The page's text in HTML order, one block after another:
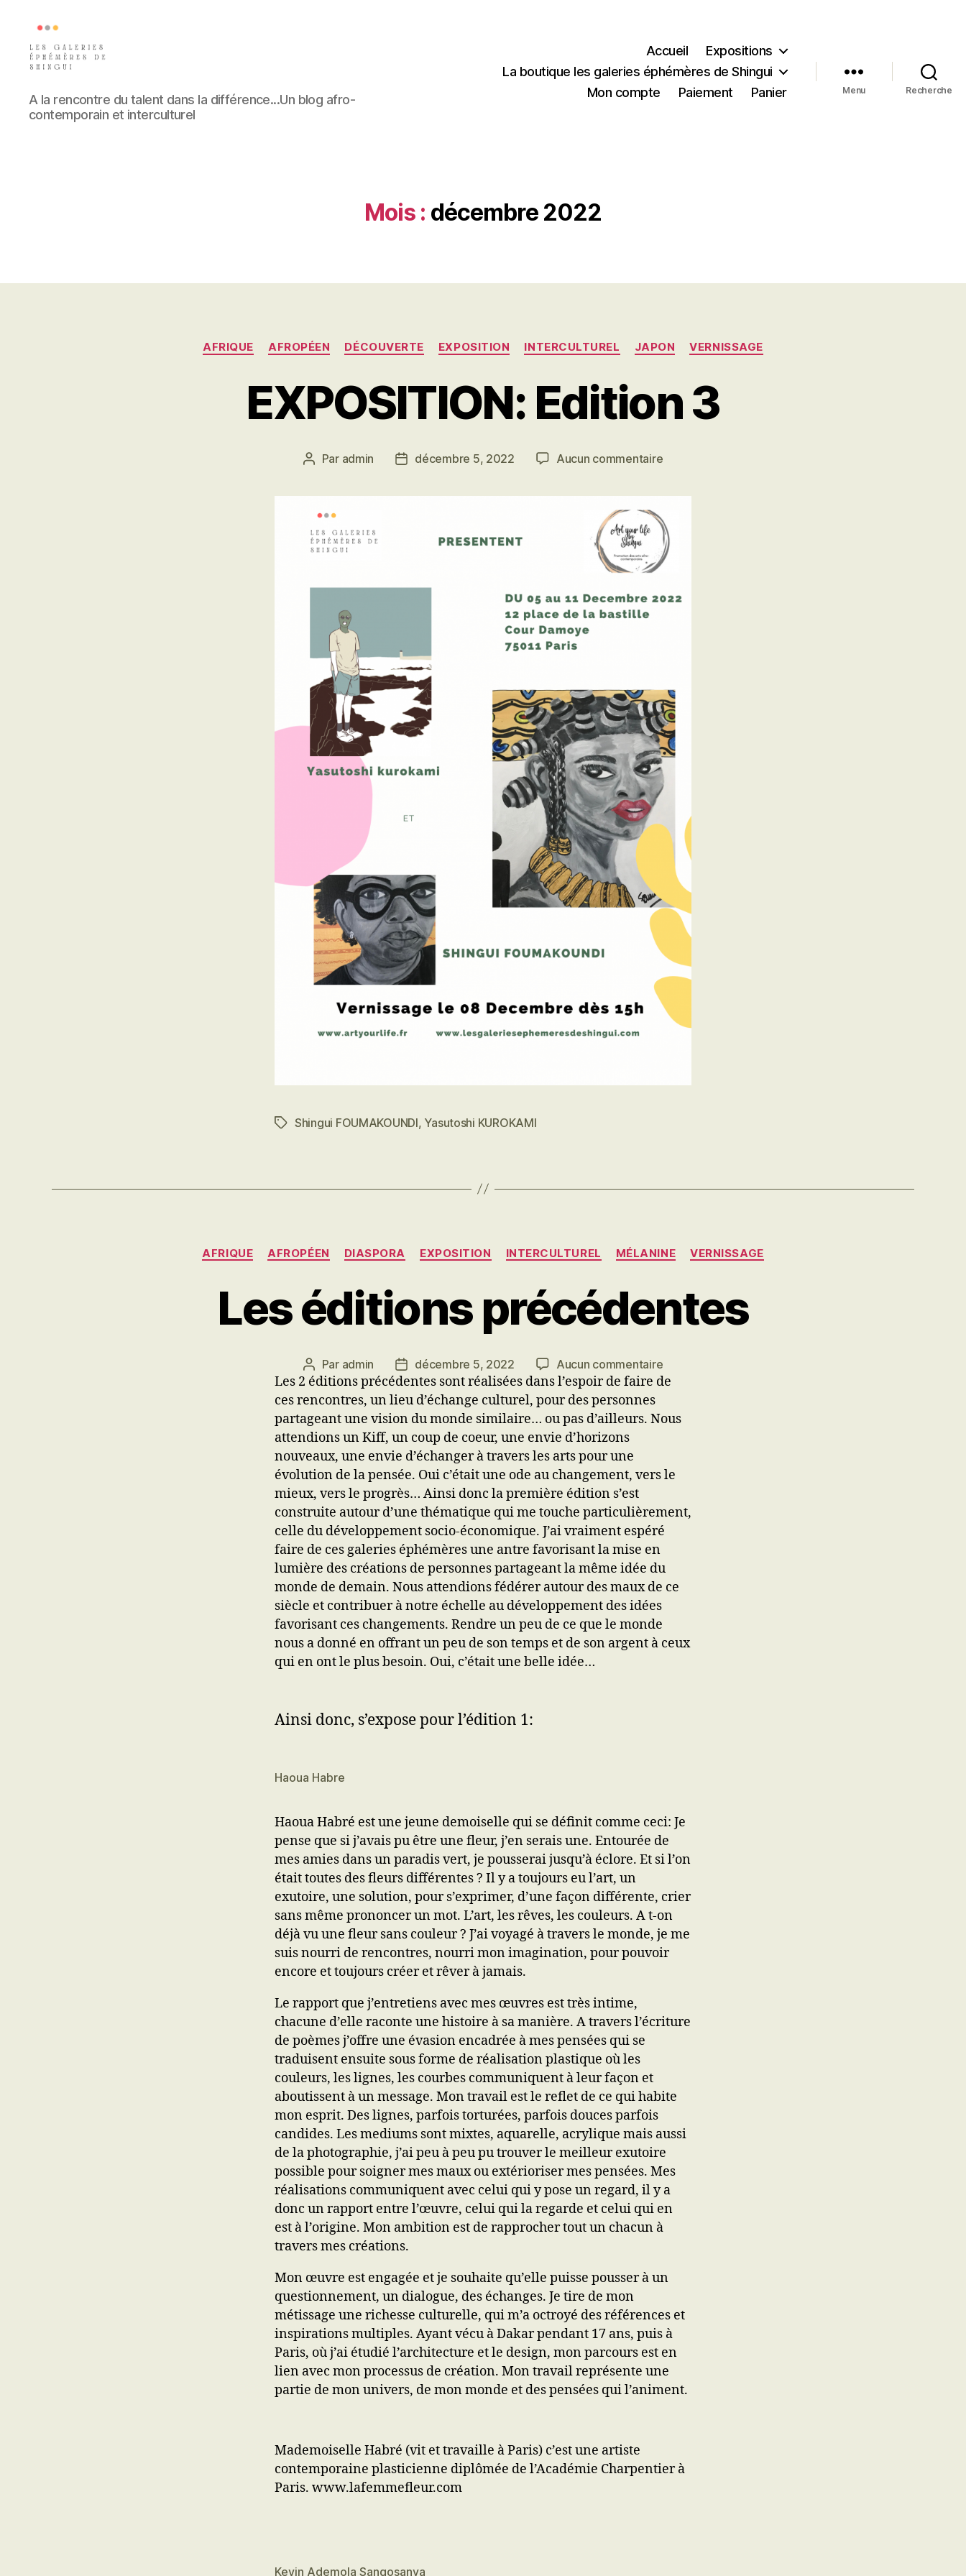
Les
galeries
éphémères
A la rencontre du talent dans la différence...Un blog afro-
contemporain et interculturel
Accueil
Expositions
La boutique les galeries éphémères de Shingui
Mon compte
Paiement Panier Menu Recherche
Mois : décembre 2022
Catégories
AFRIQUE AFROPÉEN DÉCOUVERTE EXPOSITION INTERCULTUREL JAPON VERNISSAGE
EXPOSITION: Edition 3
Auteur
l’article
Par admin
Date
l’article
décembre 5, 2022 Aucun commentairesur
Étiquettes
Shingui FOUMAKOUNDI, Yasutoshi KUROKAMI
Catégories
AFRIQUE AFROPÉEN DIASPORA EXPOSITION INTERCULTUREL MÉLANINE VERNISSAGE
Les éditions précédentes
Auteur
de
l’article
Par admin
Date
de
l’article
décembre 5, 2022 Aucun commentairesur
Les
précédentes
Les 2 éditions précédentes sont réalisées dans l’espoir de faire de
ces rencontres, un lieu d’échange culturel, pour des personnes
partageant une vision du monde similaire… ou pas d’ailleurs. Nous
attendions un Kiff, un coup de coeur, une envie d’horizons
nouveaux, une envie d’échanger à travers les arts pour une
évolution de la pensée. Oui c’était une ode au changement, vers le
mieux, vers le progrès… Ainsi donc la première édition s’est
construite autour d’une thématique qui me touche particulièrement,
celle du développement socio-économique. J’ai vraiment espéré
faire de ces galeries éphémères une antre favorisant la mise en
lumière des créations de personnes partageant la même idée du
monde de demain. Nous attendions fédérer autour des maux de ce
siècle et contribuer à notre échelle au développement des idées
favorisant ces changements. Rendre un peu de ce que le monde
nous a donné en offrant un peu de son temps et de son argent à ceux
qui en ont le plus besoin. Oui, c’était une belle idée…
Ainsi donc, s’expose pour l’édition 1:
Haoua Habre
Haoua Habré est une jeune demoiselle qui se définit comme ceci: Je
pense que si j’avais pu être une fleur, j’en serais une. Entourée de
mes amies dans un paradis vert, je pousserai jusqu’à éclore. Et si l’on
était toutes des fleurs différentes ? Il y a toujours eu l’art, un
exutoire, une solution, pour s’exprimer, d’une façon différente, crier
sans même prononcer un mot. L’art, les rêves, les couleurs. A t-on
déjà vu une fleur sans couleur ? J’ai voyagé à travers le monde, je me
suis nourri de rencontres, nourri mon imagination, pour pouvoir
encore et toujours créer et rêver à jamais.
Le rapport que j’entretiens avec mes œuvres est très intime,
chacune d’elle raconte une histoire à sa manière. A travers l’écriture
de poèmes j’offre une évasion encadrée à mes pensées qui se
traduisent ensuite sous forme de réalisation plastique où les
couleurs, les lignes, les courbes communiquent à leur façon et
aboutissent à un message. Mon travail est le reflet de ce qui habite
mon esprit. Des lignes, parfois torturées, parfois douces parfois
candides. Les mediums sont mixtes, aquarelle, acrylique mais aussi
de la photographie, j’ai peu à peu pu trouver le meilleur exutoire
possible pour soigner mes maux ou extérioriser mes pensées. Mes
réalisations communiquent avec celui qui y pose un regard, il y a
donc un rapport entre l’œuvre, celui qui la regarde et celui qui en
est à l’origine. Mon ambition est de rapprocher tout un chacun à
travers mes créations.
Mon œuvre est engagée et je souhaite qu’elle puisse pousser à un
questionnement, un dialogue, des échanges. Je tire de mon
métissage une richesse culturelle, qui m’a octroyé des références et
inspirations multiples. Ayant vécu à Dakar pendant 17 ans, puis à
Paris, où j’ai étudié l’architecture et le design, mon parcours est en
lien avec mon processus de création. Mon travail représente une
partie de mon univers, de mon monde et des pensées qui l’animent.
Mademoiselle Habré (vit et travaille à Paris) c’est une artiste
contemporaine plasticienne diplômée de l’Académie Charpentier à
Paris. www.lafemmefleur.com
Kevin Ademola Sangosanya